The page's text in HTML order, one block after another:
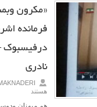
«مکرون
فرمانده
نادری
هستند